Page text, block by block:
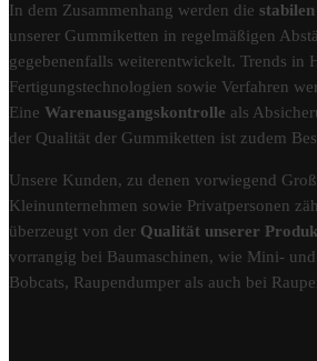
In dem Zusammenhang werden die
unserer Gummiketten in regelmäßigen
gegebenenfalls weiterentwickelt. Trends in
Fertigungstechnologien sowie Verfahren
Eine Warenausgangskontrolle als
der Qualität der Gummiketten ist zudem
Unsere Kunden, zu denen vorwiegend
Kleinunternehmen sowie Privatpersonen
überzeugt von der Qualität unserer
vorrangig bei Baumaschinen, wie Mini-
Bobcats, Raupendumper als auch bei